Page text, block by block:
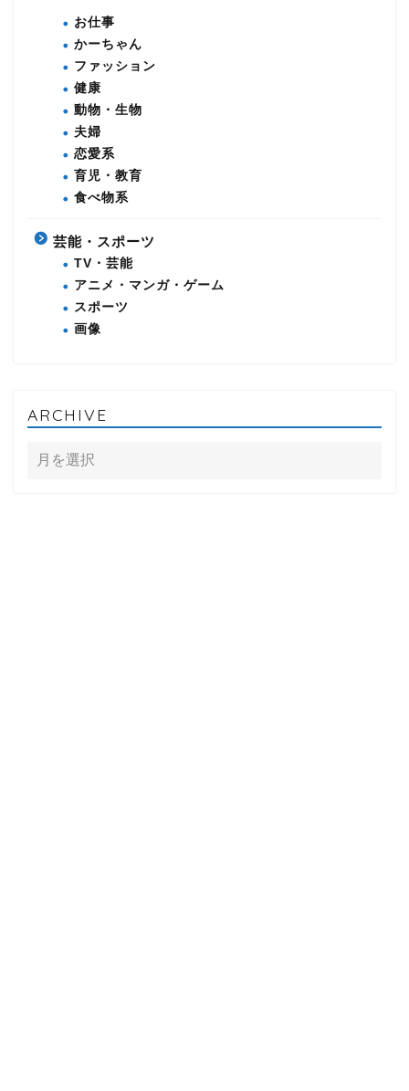
お仕事
かーちゃん
ファッション
健康
動物・生物
夫婦
恋愛系
育児・教育
食べ物系
芸能・スポーツ
TV・芸能
アニメ・マンガ・ゲーム
スポーツ
画像
ARCHIVE